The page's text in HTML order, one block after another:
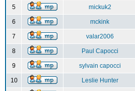
5 mickuk2
6 mckink
7 valar2006
8 Paul Capocci
9 sylvain capocci
10 Leslie Hunter